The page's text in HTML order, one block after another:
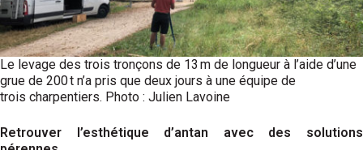
Le levage des trois tronçons de 13 m de longueur à l’aide d’une
grue de 200 t n’a pris que deux jours à une équipe de
trois charpentiers. Photo : Julien Lavoine
Retrouver l’esthétique d’antan avec des solutions